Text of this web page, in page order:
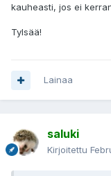
kauheasti, jos ei
Tylsää!
Lainaa
saluki
Kirjoitettu